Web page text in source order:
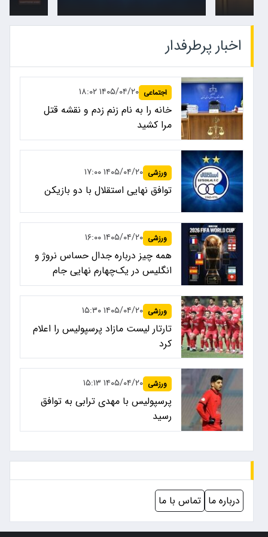
اخبار پرطرفدار
اجتماعی ۱۴۰۵/۰۴/۲۰ ۱۸:۰۲
خانه را به نام زنم زدم و نقشه قتل
مرا کشید
ورزشی ۱۴۰۵/۰۴/۲۰ ۱۷:۰۰
توافق نهایی استقلال با دو بازیکن
ورزشی ۱۴۰۵/۰۴/۲۰ ۱۶:۰۰
همه چیز درباره جدال حساس نروژ و
انگلیس در یک‌چهارم نهایی جام
جهانی ۲۰۲۶
ورزشی ۱۴۰۵/۰۴/۲۰ ۱۵:۳۰
تارتار لیست مازاد پرسپولیس را اعلام
کرد
ورزشی ۱۴۰۵/۰۴/۲۰ ۱۵:۱۳
پرسپولیس با مهدی ترابی به توافق
رسید
درباره ما تماس با ما